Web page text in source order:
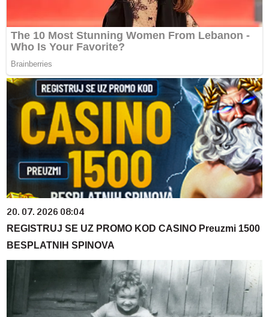
20. 07. 2026 08:04
REGISTRUJ SE UZ PROMO KOD CASINO Preuzmi 1500
BESPLATNIH SPINOVA